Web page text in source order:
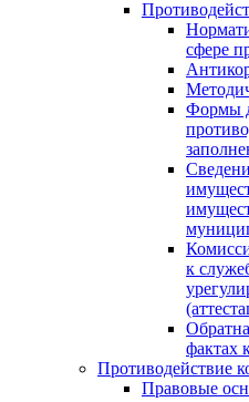
сфере
Формы
к
фактах
Противодействие
Правовые